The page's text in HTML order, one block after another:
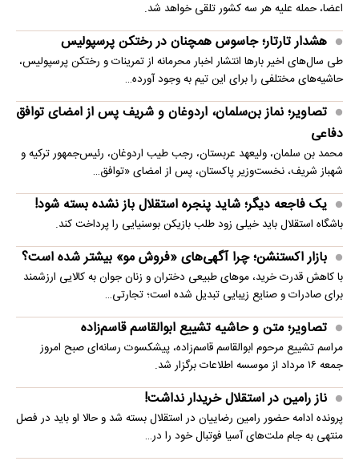
اعضا، حمله علیه هر سه کشور تلقی خواهد شد.
هشدار تارتار؛ جاسوس همچنان در رختکن پرسپولیس
طی سال‌های اخیر بارها انتشار اخبار محرمانه از تمرینات و رختکن پرسپولیس،
حاشیه‌های مختلفی را برای این تیم به وجود آورده…
تصاویر؛ نماز بن‌سلمان، اردوغان و شریف پس از امضای توافق
دفاعی
محمد بن سلمان، ولیعهد عربستان، رجب طیب اردوغان، رئیس‌جمهور ترکیه و
شهباز شریف، نخست‌وزیر پاکستان، پس از امضای «توافق…
یک فاجعه دیگر؛ شاید پنجره استقلال باز نشده بسته شود!
باشگاه استقلال باید خیلی زود طلب بازیکن بوسنیایی را پرداخت کند.
بازار اکستنشن؛ چرا آگهی‌های «فروش مو» بیشتر شده است؟
با کاهش قدرت خرید، موهای طبیعی دختران و زنان جوان به کالایی ارزشمند
برای صادرات و صنایع زیبایی تبدیل شده است؛ تجارتی…
تصاویر؛ متن و حاشیه تشییع ابوالقاسم قاسم‌زاده
مراسم تشییع مرحوم ابوالقاسم قاسم‌زاده، پیشکسوت رسانه‌ای صبح امروز
جمعه ۱۶ مرداد از موسسه اطلاعات برگزار شد.
ناز رامین در استقلال خریدار نداشت!
پرونده ادامه حضور رامین رضاییان در استقلال بسته شد و حالا او باید در فصل
منتهی به جام ملت‌های آسیا فوتبال خود را در…